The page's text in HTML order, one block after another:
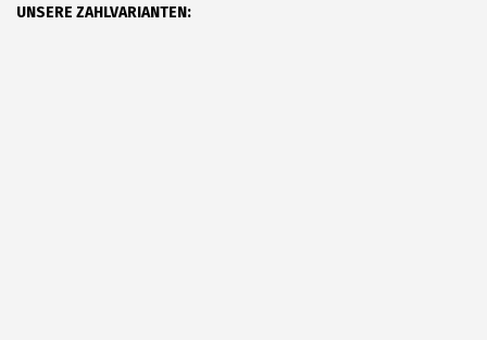
UNSERE ZAHLVARIANTEN: